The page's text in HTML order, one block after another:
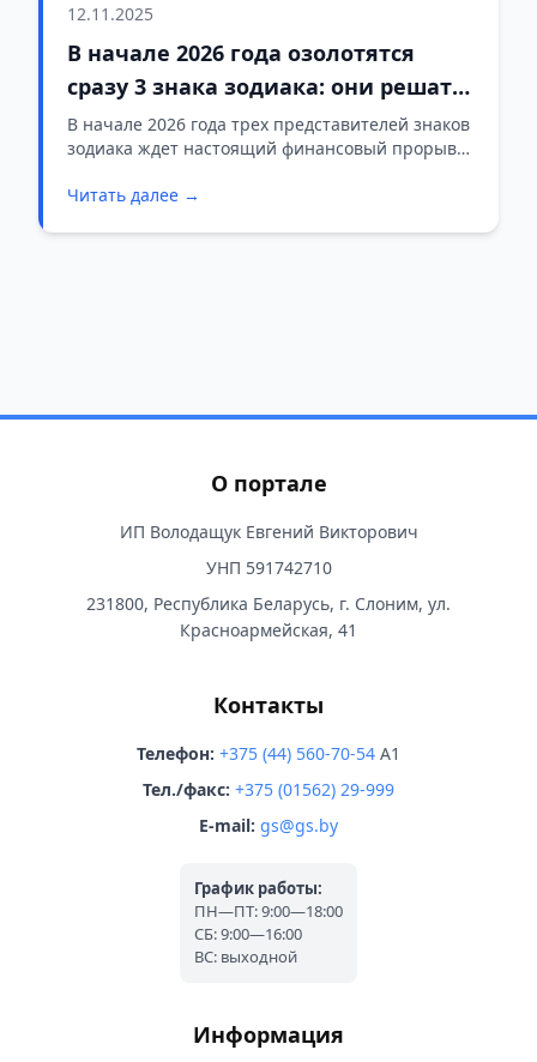
12.11.2025
В начале 2026 года озолотятся
сразу 3 знака зодиака: они решат
все свои финансовые проблемы
В начале 2026 года трех представителей знаков
зодиака ждет настоящий финансовый прорыв
богатство и стабильность.
Читать далее →
О портале
ИП Володащук Евгений Викторович
УНП 591742710
231800, Республика Беларусь, г. Слоним, ул.
Красноармейская, 41
Контакты
Телефон: +375 (44) 560-70-54 A1
Тел./факс: +375 (01562) 29-999
E-mail: gs@gs.by
График работы:
ПН—ПТ: 9:00—18:00
СБ: 9:00—16:00
ВС: выходной
Информация